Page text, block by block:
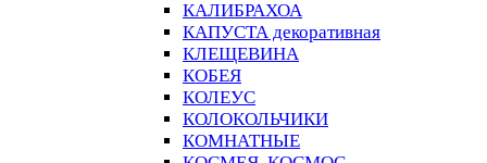
КАЛИБРАХОА
КАПУСТА декоративная
КЛЕЩЕВИНА
КОБЕЯ
КОЛЕУС
КОЛОКОЛЬЧИКИ
КОМНАТНЫЕ